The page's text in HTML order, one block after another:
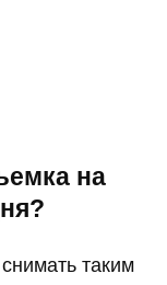
на
таким